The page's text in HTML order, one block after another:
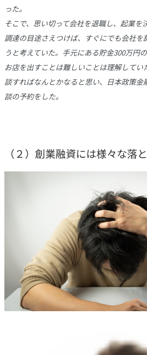
った。
そこで、思い切って会社を退職し、起業を
調達の目途さえつけば、すぐにでも会社を
うと考えていた。手元にある貯金300万円
お店を出すことは難しいことは理解してい
談すればなんとかなると思い、日本政策金
談の予約をした。
（２）創業融資には様々な落